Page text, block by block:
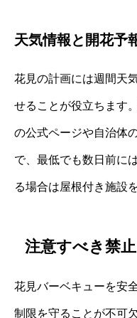
天気情報と開花予
花見の計画には週間天
せることが役立ちます
の公式ページや自治体
で、最低でも数日前に
る場合は屋根付き施設
注意すべき禁
花見バーベキューを安
制限を守ることが不可